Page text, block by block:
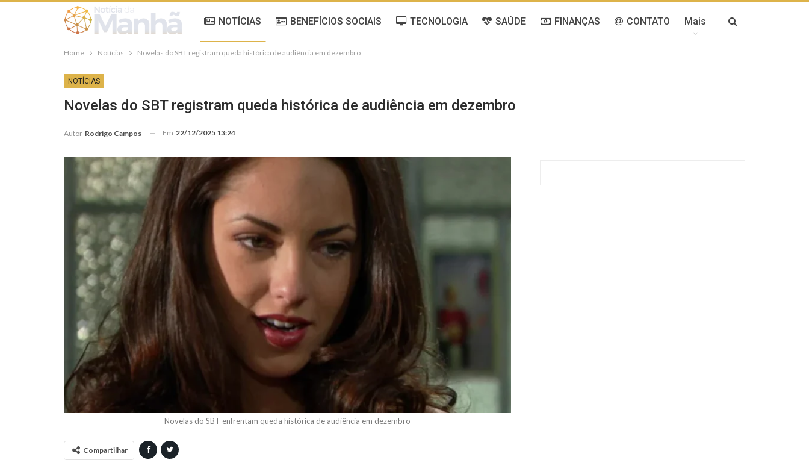
NOTÍCIAS BENEFÍCIOS SOCIAIS TECNOLOGIA SAÚDE FINANÇAS CONTATO Mais
Home Notícias Novelas do SBT registram queda histórica de audiência em dezembro
NOTÍCIAS
Novelas do SBT registram queda histórica de audiência em dezembro
Autor Rodrigo Campos Em 22/12/2025 13:24
Novelas do SBT enfrentam queda histórica de audiência em dezembro
Compartilhar